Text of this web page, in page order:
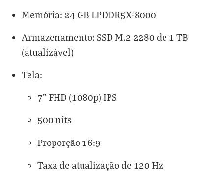
Memória: 24 GB LPDDR5X-8000
Armazenamento: SSD M.2 2280 de 1 TB
(atualizável)
Tela:
7” FHD (1080p) IPS
500 nits
Proporção 16:9
Taxa de atualização de 120 Hz